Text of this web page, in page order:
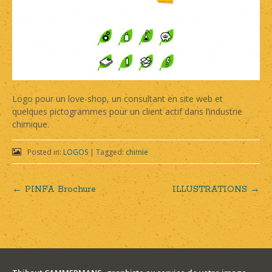
Logo pour un love-shop, un consultant en site web et
quelques pictogrammes pour un client actif dans l’industrie
chimique.
Posted in: LOGOS | Tagged: chimie
Post
navigation
← PINFA Brochure ILLUSTRATIONS →